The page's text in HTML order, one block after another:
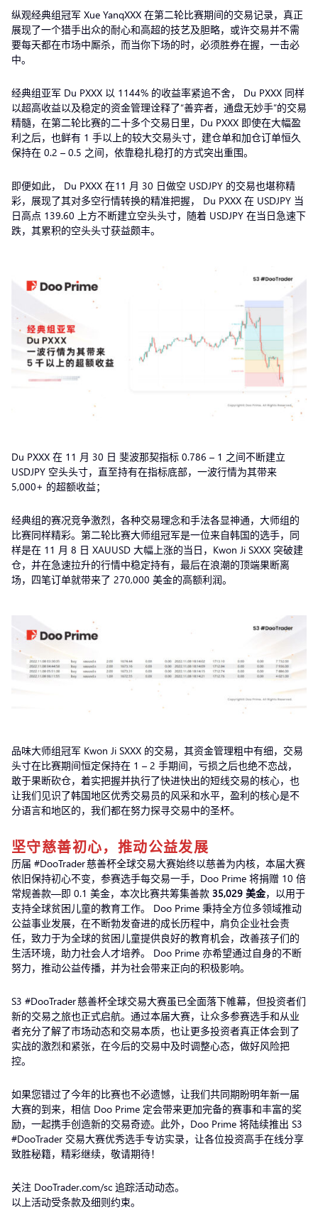
纵观经典组冠军 Xue YanqXXX 在第二轮比赛期间的交易记录，真正
展现了一个猎手出众的耐心和高超的技艺及胆略，或许交易并不需
要每天都在市场中厮杀，而当你下场的时，必须胜券在握，一击必
中。
经典组亚军 Du PXXX 以 1144% 的收益率紧追不舍， Du PXXX 同样
以超高收益以及稳定的资金管理诠释了“善弈者，通盘无妙手”的交易
精髓，在第二轮比赛的二十多个交易日里，Du PXXX 即使在大幅盈
利之后，也鲜有 1 手以上的较大交易头寸，建仓单和加仓订单恒久
保持在 0.2 – 0.5 之间，依靠稳扎稳打的方式突出重围。
即便如此， Du PXXX 在11 月 30 日做空 USDJPY 的交易也堪称精
彩，展现了其对多空行情转换的精准把握， Du PXXX 在 USDJPY 当
日高点 139.60 上方不断建立空头头寸，随着 USDJPY 在当日急速下
跌，其累积的空头头寸获益颇丰。
Du PXXX 在 11 月 30 日 斐波那契指标 0.786 – 1 之间不断建立
USDJPY 空头头寸，直至持有在指标底部，一波行情为其带来
5,000+ 的超额收益；
经典组的赛况竞争激烈，各种交易理念和手法各显神通，大师组的
比赛同样精彩。第二轮比赛大师组冠军是一位来自韩国的选手，同
样是在 11 月 8 日 XAUUSD 大幅上涨的当日，Kwon Ji SXXX 突破建
仓，并在急速拉升的行情中稳定持有，最后在浪潮的顶端果断离
场，四笔订单就带来了 270,000 美金的高额利润。
品味大师组冠军 Kwon Ji SXXX 的交易，其资金管理粗中有细，交易
头寸在比赛期间恒定保持在 1 – 2 手期间，亏损之后也绝不恋战，
敢于果断砍仓，着实把握并执行了快进快出的短线交易的核心，也
让我们见识了韩国地区优秀交易员的风采和水平，盈利的核心是不
分语言和地区的，我们都在努力探寻交易中的圣杯。
坚守慈善初心，推动公益发展
历届 #DooTrader 慈善杯全球交易大赛始终以慈善为内核，本届大赛
依旧保持初心不变，参赛选手每交易一手，Doo Prime 将捐赠 10 倍
常规善款—即 0.1 美金，本次比赛共筹集善款 35,029 美金，以用于
支持全球贫困儿童的教育工作。 Doo Prime 秉持全方位多领域推动
公益事业发展，在不断勃发奋进的成长历程中，肩负企业社会责
任，致力于为全球的贫困儿童提供良好的教育机会，改善孩子们的
生活环境，助力社会人才培养。 Doo Prime 亦希望通过自身的不断
努力，推动公益传播，并为社会带来正向的积极影响。
S3 #DooTrader 慈善杯全球交易大赛虽已全面落下帷幕，但投资者们
新的交易之旅也正式启航。通过本届大赛，让众多参赛选手和从业
者充分了解了市场动态和交易本质，也让更多投资者真正体会到了
实战的激烈和紧张，在今后的交易中及时调整心态，做好风险把
控。
如果您错过了今年的比赛也不必遗憾，让我们共同期盼明年新一届
大赛的到来，相信 Doo Prime 定会带来更加完备的赛事和丰富的奖
励，一起携手创造新的交易奇迹。此外，Doo Prime 将陆续推出 S3
#DooTrader 交易大赛优秀选手专访实录，让各位投资高手在线分享
致胜秘籍，精彩继续，敬请期待！
关注 DooTrader.com/sc 追踪活动动态。
以上活动受条款及细则约束。